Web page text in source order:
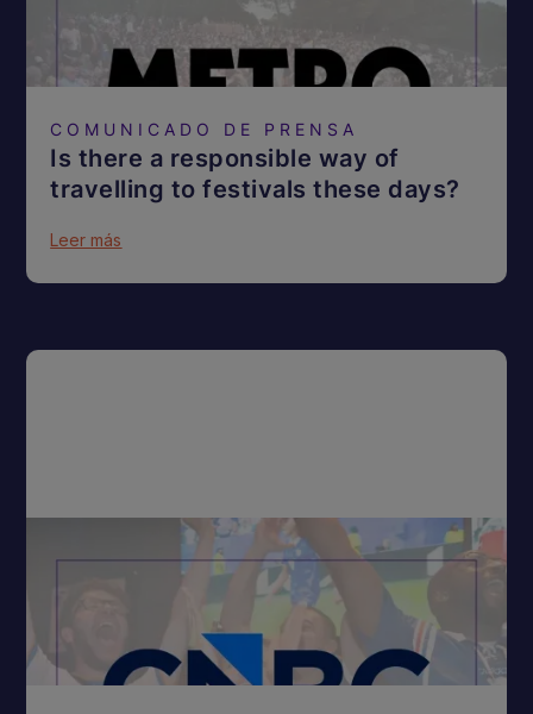
COMUNICADO DE PRENSA
Is there a responsible way of
travelling to festivals these days?
Leer más